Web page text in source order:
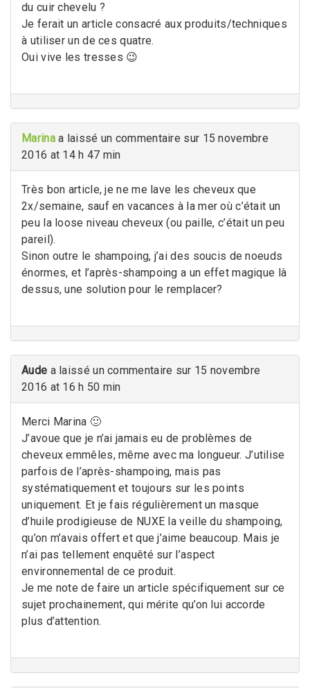
du cuir chevelu ?
Je ferait un article consacré aux produits/techniques
à utiliser un de ces quatre.
Oui vive les tresses 😉
Marina a laissé un commentaire sur 15 novembre
2016 at 14 h 47 min
Très bon article, je ne me lave les cheveux que
2x/semaine, sauf en vacances à la mer où c’était un
peu la loose niveau cheveux (ou paille, c’était un peu
pareil).
Sinon outre le shampoing, j’ai des soucis de noeuds
énormes, et l’après-shampoing a un effet magique là
dessus, une solution pour le remplacer?
Aude a laissé un commentaire sur 15 novembre
2016 at 16 h 50 min
Merci Marina 🙂
J’avoue que je n’ai jamais eu de problèmes de
cheveux emmêles, même avec ma longueur. J’utilise
parfois de l’après-shampoing, mais pas
systématiquement et toujours sur les points
uniquement. Et je fais régulièrement un masque
d’huile prodigieuse de NUXE la veille du shampoing,
qu’on m’avais offert et que j’aime beaucoup. Mais je
n’ai pas tellement enquêté sur l’aspect
environnemental de ce produit.
Je me note de faire un article spécifiquement sur ce
sujet prochainement, qui mérite qu’on lui accorde
plus d’attention.